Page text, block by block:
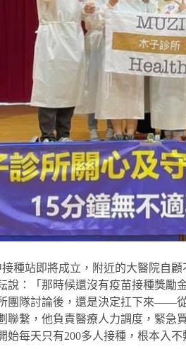
種站即將成立，附近的大醫院自
說：「那時候還沒有疫苗接種獎勵
團隊討論後，還是決定扛下來——
聯繫，他負責醫療人力調度，緊急
始每天只有200多人接種，根本入不